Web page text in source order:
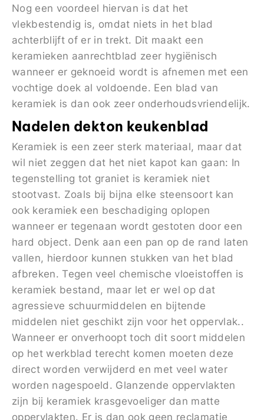
Nog een voordeel hiervan is dat het
vlekbestendig is, omdat niets in het blad
achterblijft of er in trekt. Dit maakt een
keramieken aanrechtblad zeer hygiënisch
wanneer er geknoeid wordt is afnemen met een
vochtige doek al voldoende. Een blad van
keramiek is dan ook zeer onderhoudsvriendelijk.
Nadelen dekton keukenblad
Keramiek is een zeer sterk materiaal, maar dat
wil niet zeggen dat het niet kapot kan gaan: In
tegenstelling tot graniet is keramiek niet
stootvast. Zoals bij bijna elke steensoort kan
ook keramiek een beschadiging oplopen
wanneer er tegenaan wordt gestoten door een
hard object. Denk aan een pan op de rand laten
vallen, hierdoor kunnen stukken van het blad
afbreken. Tegen veel chemische vloeistoffen is
keramiek bestand, maar let er wel op dat
agressieve schuurmiddelen en bijtende
middelen niet geschikt zijn voor het oppervlak..
Wanneer er onverhoopt toch dit soort middelen
op het werkblad terecht komen moeten deze
direct worden verwijderd en met veel water
worden nagespoeld. Glanzende oppervlakten
zijn bij keramiek krasgevoeliger dan matte
oppervlakten. Er is dan ook geen reclamatie